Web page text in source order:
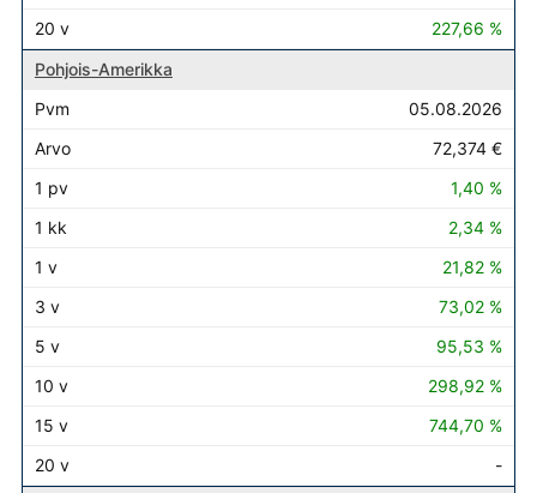
227,66 %
Pohjois-Amerikka
05.08.2026
72,374 €
1,40 %
2,34 %
21,82 %
73,02 %
95,53 %
298,92 %
744,70 %
-